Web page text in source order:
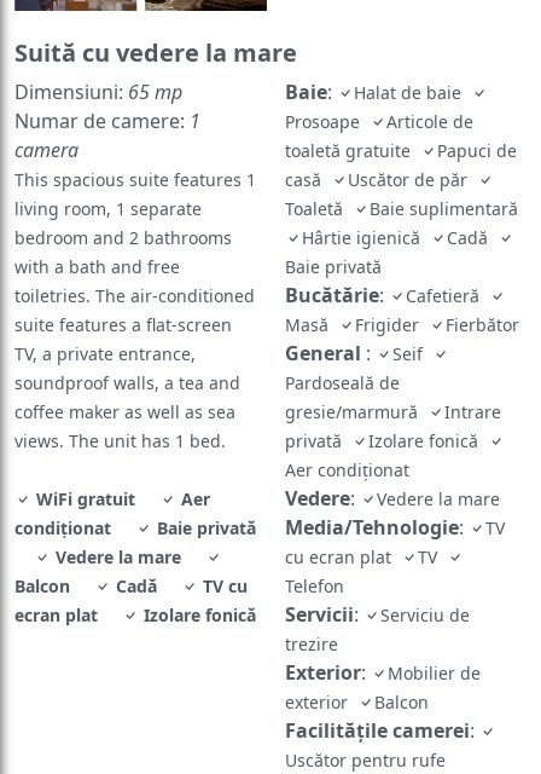
Suită cu vedere la mare
Dimensiuni: 65 mp
Numar de camere: 1
camera
This spacious suite features 1
living room, 1 separate
bedroom and 2 bathrooms
with a bath and free
toiletries. The air-conditioned
suite features a flat-screen
TV, a private entrance,
soundproof walls, a tea and
coffee maker as well as sea
views. The unit has 1 bed.
WiFi gratuit
Aer
condiționat
Baie privată
Vedere la mare
Balcon
Cadă
TV cu
ecran plat
Izolare fonică
Baie:
Halat de baie
Prosoape
Articole de
toaletă gratuite
Papuci de
casă
Uscător de păr
Toaletă
Baie suplimentară
Hârtie igienică
Cadă
Baie privată
Bucătărie:
Cafetieră
Masă
Frigider Fierbător
General :
Seif
Pardoseală de
gresie/marmură
Intrare
privată
Izolare fonică
Aer condiționat
Vedere: Vedere la mare
Media/Tehnologie:
TV
cu ecran plat
TV
Telefon
Servicii:
Serviciu de
trezire
Exterior:
Mobilier de
exterior
Balcon
Facilităţile camerei:
Uscător pentru rufe